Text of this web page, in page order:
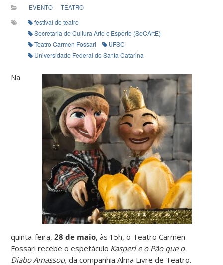
EVENTO TEATRO
festival de teatro
Secretaria de Cultura Arte e Esporte (SeCArtE)
Teatro Carmen Fossari
UFSC
Universidade Federal de Santa Catarina
Na
quinta-feira,28 de maio, às 15h, o Teatro Carmen
Fossari recebe o espetáculo Kasperl e o Pão que o
Diabo Amassou, da companhia Alma Livre de Teatro.